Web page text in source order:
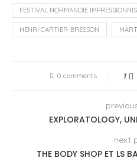
FESTIVAL NORMANDIE
HENRI CARTIER-BRESSON
0 comments 1
EXPLORATOLOGY,
next
THE BODY SHOP ET LS